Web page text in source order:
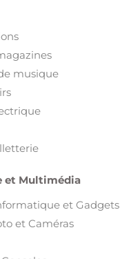
musique
et Multimédia
et Gadgets
et Caméras